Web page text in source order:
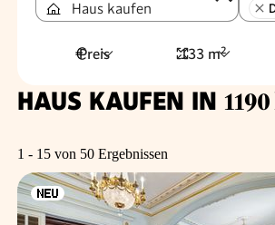
Preis 133 m²
HAUS KAUFEN IN
1 - 15 von 50 Ergebnissen